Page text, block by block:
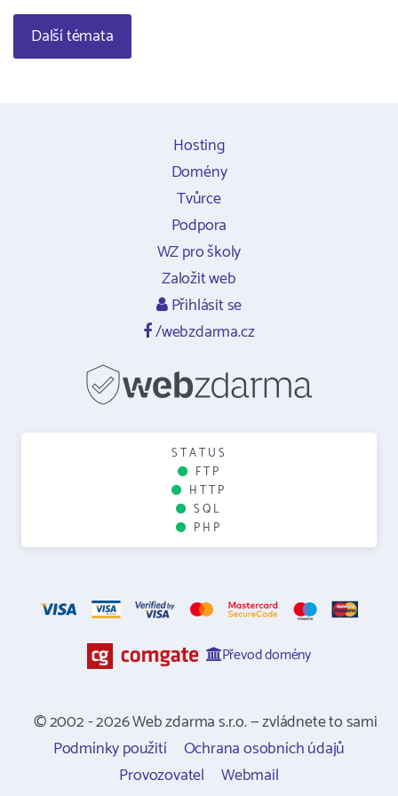
Další témata
Hosting
Domény
Tvůrce
Podpora
WZ pro školy
Založit web
Přihlásit se
/webzdarma.cz
STATUS
FTP
HTTP
SQL
PHP
Převod domény
© 2002 - 2026 Web zdarma s.r.o. — zvládnete to sami
Podmínky použití
Ochrana osobních údajů
Provozovatel
Webmail